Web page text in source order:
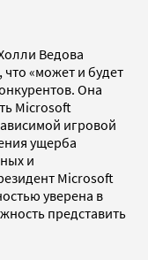
Ведова
«может и будет
Она
Microsoft
игровой
ущерба
и
Microsoft
уверена в
представить